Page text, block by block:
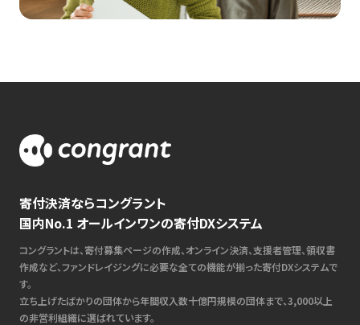
寄付決済ならコングラント
国内No.1 オールインワンの寄付DXシステム
コングラントは、寄付募集ページの作成、オンライン決済、支援者管理、領収書
作成など、ファンドレイジングに必要な全ての機能が揃った寄付DXシステムで
す。
立ち上げたばかりの団体から年間収入数十億円規模の団体まで、3,000以上
の非営利組織に選ばれています。